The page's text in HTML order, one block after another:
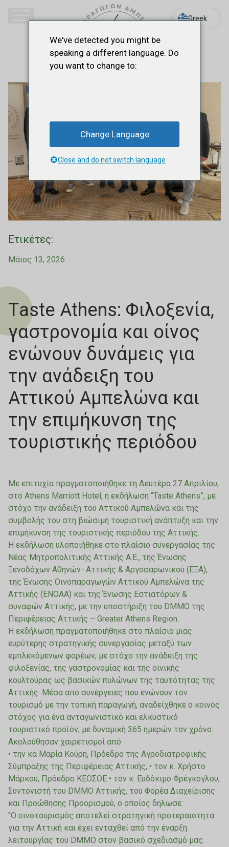
Greek
Μάιος 13, 2026
Τaste Athens: Φιλοξενία,
γαστρονομία και οίνος
ενώνουν δυνάμεις για
την ανάδειξη του
Αττικού Αμπελώνα και
την επιμήκυνση της
τουριστικής περιόδου
Με επιτυχία πραγματοποιήθηκε τη Δευτέρα 27 Απριλίου,
στο Athens Marriott Hotel, η εκδήλωση “Taste Athens”, με
στόχο την ανάδειξη του Αττικού Αμπελώνα και της
συμβολής του στη βιώσιμη τουριστική ανάπτυξη και την
επιμήκυνση της τουριστικής περιόδου της Αττικής.
Η εκδήλωση υλοποιήθηκε στο πλαίσιο συνεργασίας της
Νέας Μητροπολιτικής Αττικής Α.Ε., της Ένωσης
Ξενοδόχων Αθηνών–Αττικής & Αργοσαρωνικού (ΕΞΑ),
της Ένωσης Οινοπαραγωγών Αττικού Αμπελώνα της
Αττικής (ΕΝΟΑΑ) και της Ένωσης Εστιατόρων &
συναφών Αττικής, με την υποστήριξη του DMMO της
Περιφέρειας Αττικής – Greater Athens Region.
Η εκδήλωση πραγματοποιήθηκε στο πλαίσιο μιας
ευρύτερης στρατηγικής συνεργασίας μεταξύ των
εμπλεκόμενων φορέων, με στόχο την ανάδειξη της
φιλοξενίας, της γαστρονομίας και της οινικής
κουλτούρας ως βασικών πυλώνων της ταυτότητας της
Αττικής. Μέσα από συνέργειες που ενώνουν τον
τουρισμό με την τοπική παραγωγή, αναδείχθηκε ο κοινός
στόχος για ένα ανταγωνιστικό και ελκυστικό
τουριστικό προϊόν, με δυναμική 365 ημερών τον χρόνο.
Ακολούθησαν χαιρετισμοί από:
• την κα Μαρία Κούρη, Πρόεδρο της Αγροδιατροφικής
Σύμπραξης της Περιφέρειας Αττικής, • τον κ. Χρήστο
Μάρκου, Πρόεδρο ΚΕΟΣΟΕ • τον κ. Ευδόκιμο Φρέγκογλου,
Συντονιστή του DMMO Αττικής, του Φορέα Διαχείρισης
και Προώθησης Προορισμού, ο οποίος δηλωσε:
‘’Ο οινοτουρισμός αποτελεί στρατηγική προτεραιότητα
για την Αττική και έχει ενταχθεί από την έναρξη
λειτουργίας του DMMO στον βασικό σχεδιασμό μας.
Ετικέτες:
We've detected you might be
speaking a different language. Do
you want to change to:
Change Language
Close and do not switch language